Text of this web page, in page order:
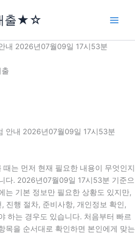
출★☆
내 2026년07월09일 17시53분
안내 2026년07월09일 17시53분
때는 먼저 현재 필요한 내용이 무엇인지
다. 2026년07월09일 17시53분 기준으
는 기본 정보만 필요한 상황도 있지만,
진행 절차, 준비사항, 개인정보 확인,
하는 경우도 있습니다. 처음부터 빠르
목을 순서대로 확인하면 본인에게 맞는